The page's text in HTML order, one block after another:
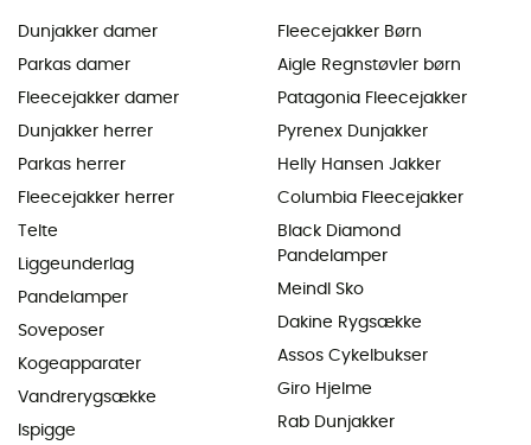
Dunjakker damer
Parkas damer
Fleecejakker damer
Dunjakker herrer
Parkas herrer
Fleecejakker herrer
Telte
Liggeunderlag
Pandelamper
Soveposer
Kogeapparater
Vandrerygsække
Ispigge
Fleecejakker Børn
Aigle Regnstøvler børn
Patagonia Fleecejakker
Pyrenex Dunjakker
Helly Hansen Jakker
Columbia Fleecejakker
Black Diamond
Pandelamper
Meindl Sko
Dakine Rygsække
Assos Cykelbukser
Giro Hjelme
Rab Dunjakker